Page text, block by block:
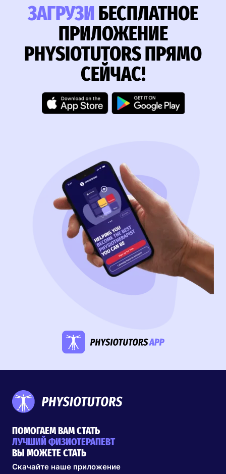
ЗАГРУЗИБЕСПЛАТНОЕ
ПРИЛОЖЕНИЕ
PHYSIOTUTORS ПРЯМО
СЕЙЧАС!
ПОМОГАЕМ ВАМ СТАТЬ
ЛУЧШИЙ ФИЗИОТЕРАПЕВТ
ВЫ МОЖЕТЕ СТАТЬ
Скачайте наше приложение